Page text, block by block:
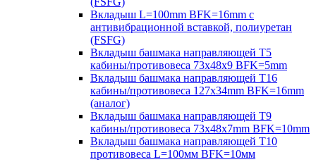
Вкладыш L=100mm BFK=16mm с
антивибрационной вставкой, полиуретан
(FSFG)
Вкладыш башмака направляющей T5
кабины/противовеса 73х48х9 BFK=5mm
Вкладыш башмака направляющей T16
кабины/противовеса 127х34mm BFK=16mm
(аналог)
Вкладыш башмака направляющей T9
кабины/противовеса 73х48х7mm BFK=10mm
Вкладыш башмака направляющей T10
противовеса L=100мм BFK=10мм